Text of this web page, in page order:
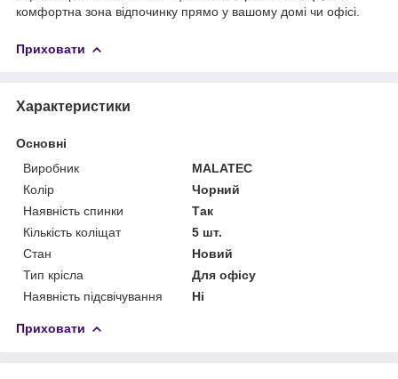
комфортна зона відпочинку прямо у вашому домі чи офісі.
Приховати
Характеристики
Основні
Виробник
MALATEC
Колір
Чорний
Наявність спинки
Так
Кількість коліщат
5 шт.
Стан
Новий
Тип крісла
Для офісу
Наявність підсвічування
Ні
Приховати